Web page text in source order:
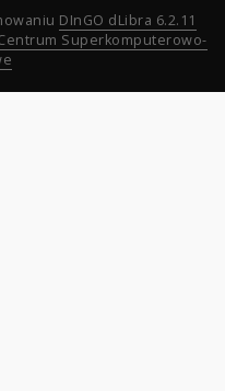
DInGO dLibra 6.2.11
Superkomputerowo-